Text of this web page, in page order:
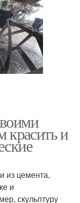
красить и
из цемента,
и
скульптуру